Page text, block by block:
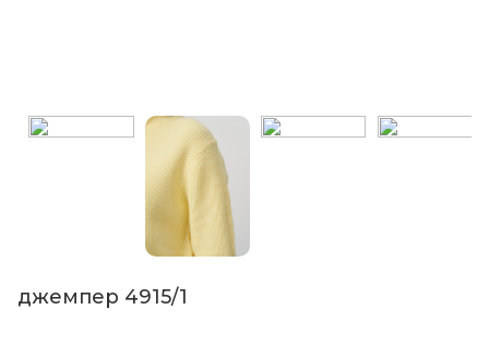
джемпер 4915/1